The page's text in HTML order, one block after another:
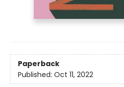
Paperback
Published: Oct 11, 2022